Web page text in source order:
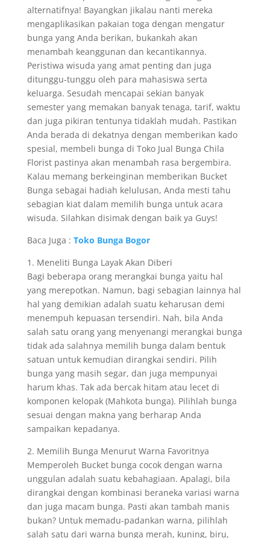
alternatifnya! Bayangkan jikalau nanti mereka
mengaplikasikan pakaian toga dengan mengatur
bunga yang Anda berikan, bukankah akan
menambah keanggunan dan kecantikannya.
Peristiwa wisuda yang amat penting dan juga
ditunggu-tunggu oleh para mahasiswa serta
keluarga. Sesudah mencapai sekian banyak
semester yang memakan banyak tenaga, tarif, waktu
dan juga pikiran tentunya tidaklah mudah. Pastikan
Anda berada di dekatnya dengan memberikan kado
spesial, membeli bunga di Toko Jual Bunga Chila
Florist pastinya akan menambah rasa bergembira.
Kalau memang berkeinginan memberikan Bucket
Bunga sebagai hadiah kelulusan, Anda mesti tahu
sebagian kiat dalam memilih bunga untuk acara
wisuda. Silahkan disimak dengan baik ya Guys!
Baca Juga : Toko Bunga Bogor
1. Meneliti Bunga Layak Akan Diberi
Bagi beberapa orang merangkai bunga yaitu hal
yang merepotkan. Namun, bagi sebagian lainnya hal
hal yang demikian adalah suatu keharusan demi
menempuh kepuasan tersendiri. Nah, bila Anda
salah satu orang yang menyenangi merangkai bunga
tidak ada salahnya memilih bunga dalam bentuk
satuan untuk kemudian dirangkai sendiri. Pilih
bunga yang masih segar, dan juga mempunyai
harum khas. Tak ada bercak hitam atau lecet di
komponen kelopak (Mahkota bunga). Pilihlah bunga
sesuai dengan makna yang berharap Anda
sampaikan kepadanya.
2. Memilih Bunga Menurut Warna Favoritnya
Memperoleh Bucket bunga cocok dengan warna
unggulan adalah suatu kebahagiaan. Apalagi, bila
dirangkai dengan kombinasi beraneka variasi warna
dan juga macam bunga. Pasti akan tambah manis
bukan? Untuk memadu-padankan warna, pilihlah
salah satu dari warna bunga merah, kuning, biru,